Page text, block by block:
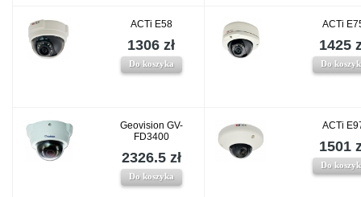
ACTi E58
1306 zł
Do koszyka
ACTi
1425
Do
Geovision GV-
FD3400
2326.5 zł
Do koszyka
ACTi
1501
Do